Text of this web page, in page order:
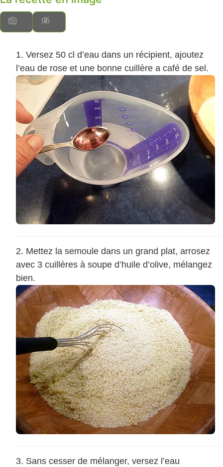
Versez 50 cl d’eau dans un récipient, ajoutez
l’eau de rose et une bonne cuillère a café de sel.
Mettez la semoule dans un grand plat, arrosez
avec 3 cuillères à soupe d’huile d’olive, mélangez
bien.
Sans cesser de mélanger, versez l’eau